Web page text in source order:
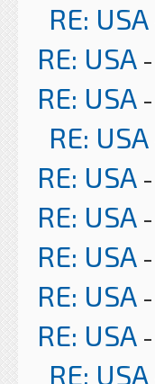
RE: USA
RE: USA -
RE: USA -
RE: USA
RE: USA -
RE: USA -
RE: USA -
RE: USA -
RE: USA -
RE: USA